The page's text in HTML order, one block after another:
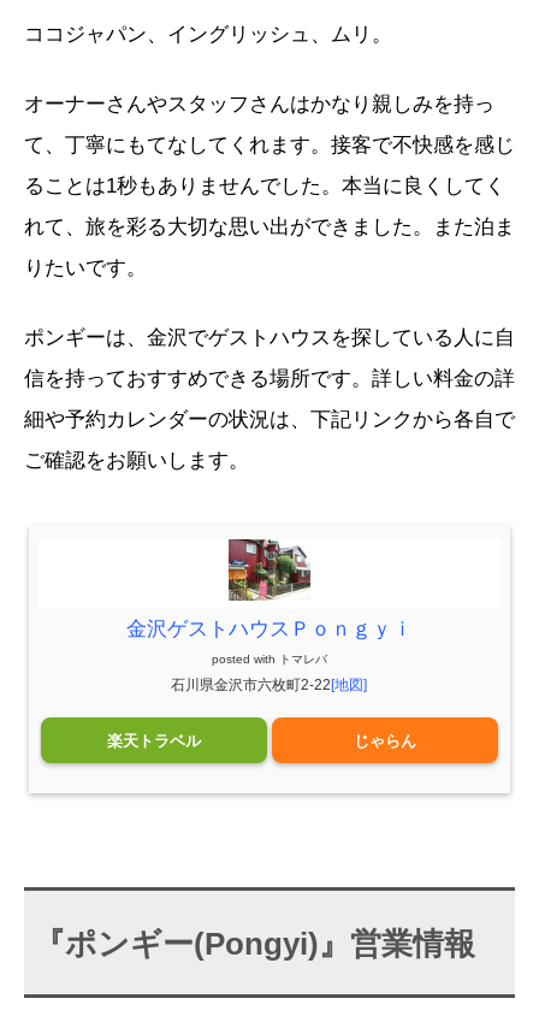
ココジャパン、イングリッシュ、ムリ。
オーナーさんやスタッフさんはかなり親しみを持っ
て、丁寧にもてなしてくれます。接客で不快感を感じ
ることは1秒もありませんでした。本当に良くしてく
れて、旅を彩る大切な思い出ができました。また泊ま
りたいです。
ポンギーは、金沢でゲストハウスを探している人に自
信を持っておすすめできる場所です。詳しい料金の詳
細や予約カレンダーの状況は、下記リンクから各自で
ご確認をお願いします。
金沢ゲストハウスＰｏｎｇｙｉ
posted with トマレバ
石川県金沢市六枚町2-22 [地図]
楽天トラベル じゃらん
『ポンギー(Pongyi)』営業情報